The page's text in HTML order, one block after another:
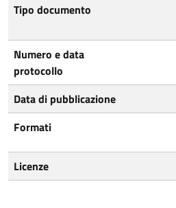
Tipo documento
Numero e data
protocollo
Data di pubblicazione
Formati
Licenze